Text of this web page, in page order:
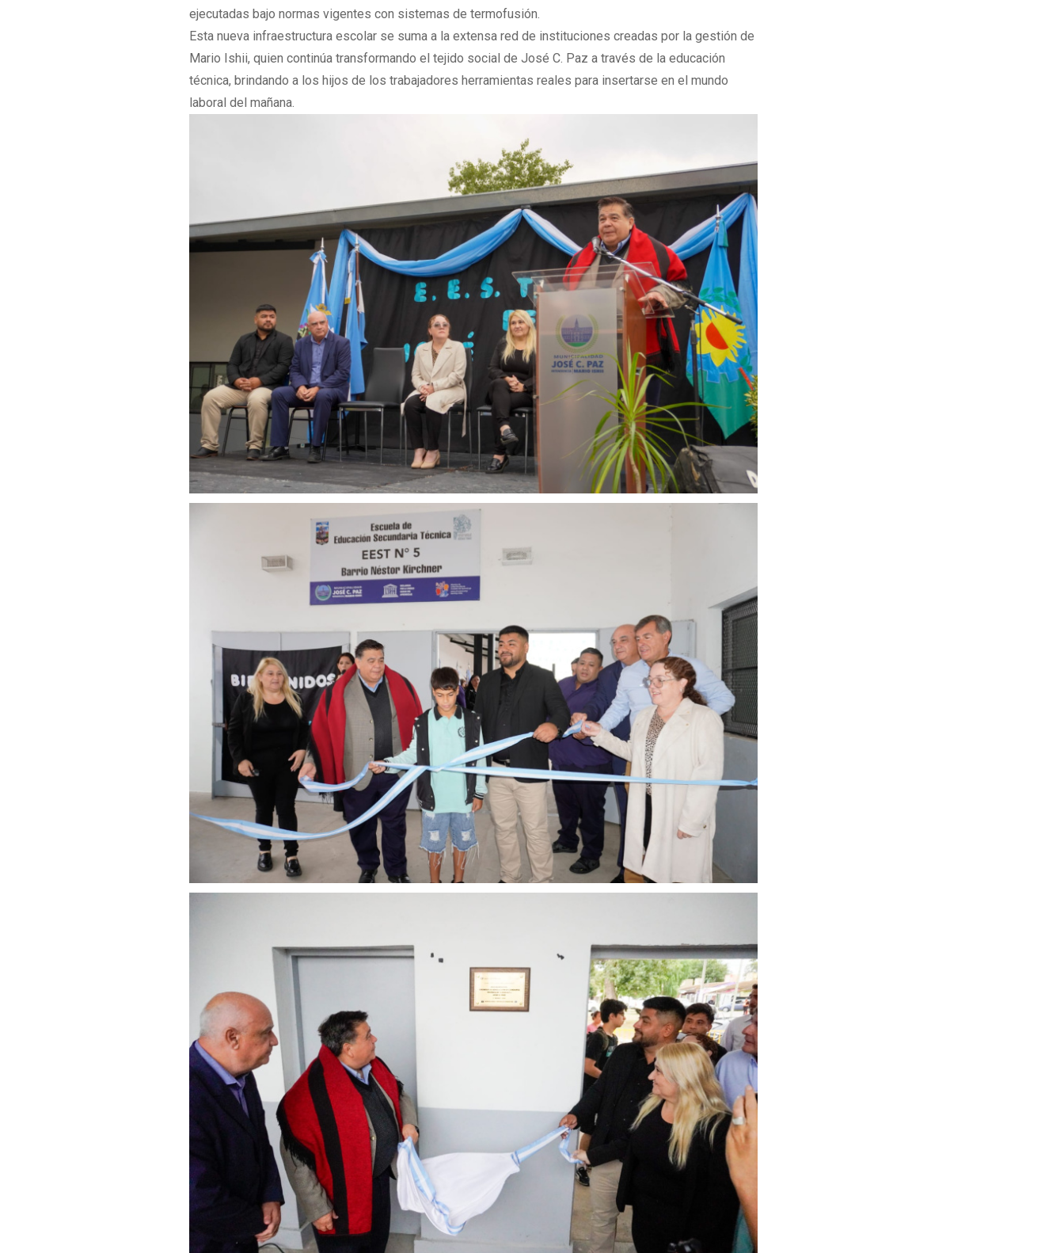
ejecutadas bajo normas vigentes con sistemas de termofusión.
Esta nueva infraestructura escolar se suma a la extensa red de instituciones creadas por la gestión de
Mario Ishii, quien continúa transformando el tejido social de José C. Paz a través de la educación
técnica, brindando a los hijos de los trabajadores herramientas reales para insertarse en el mundo
laboral del mañana.